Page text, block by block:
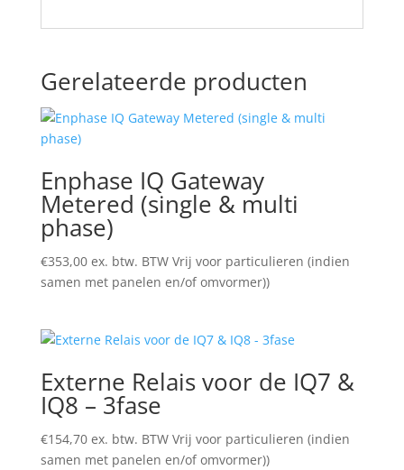
Gerelateerde producten
Enphase IQ Gateway
Metered (single & multi
phase)
€353,00 ex. btw. BTW Vrij voor particulieren (indien
samen met panelen en/of omvormer))
Externe Relais voor de IQ7 &
IQ8 – 3fase
€154,70 ex. btw. BTW Vrij voor particulieren (indien
samen met panelen en/of omvormer))